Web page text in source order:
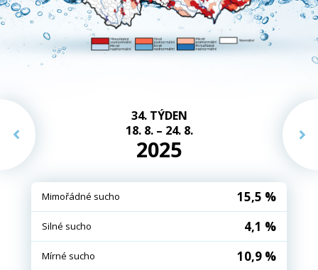
34. TÝDEN
18. 8. – 24. 8.
2025
Mimořádné sucho 15,5 %
Silné sucho 4,1 %
Mírné sucho 10,9 %